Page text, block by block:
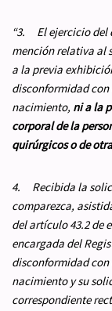
“3. El ejercicio del
mención relativa al
a la previa
disconformidad con
nacimiento, ni a la
corporal de la
quirúrgicos o de
4. Recibida la
comparezca,
del artículo 43.2 de
encargada del
disconformidad con
nacimiento y su
correspondiente